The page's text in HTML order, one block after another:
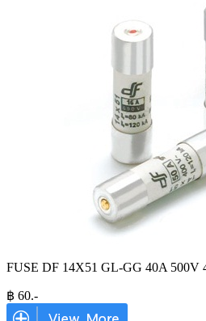
FUSE DF 14X51 GL-GG 40A 500V
฿ 60.-